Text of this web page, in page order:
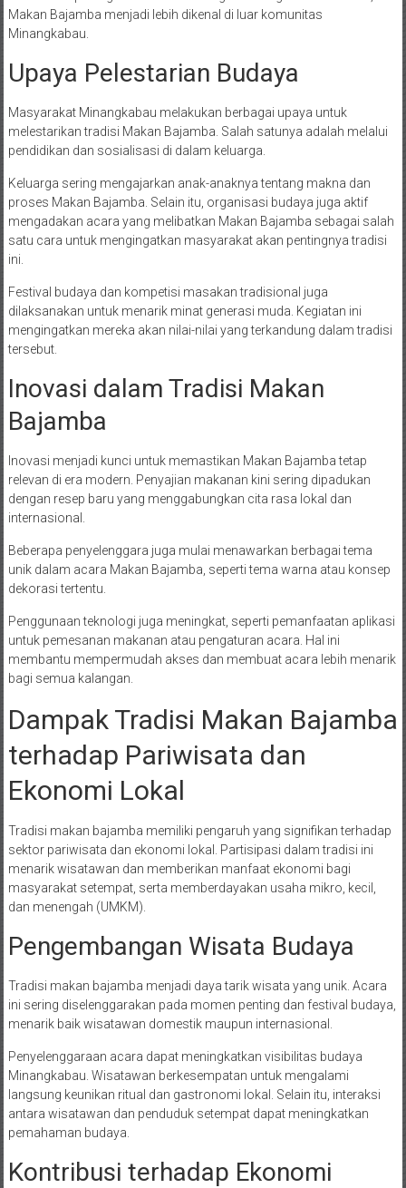
Makan Bajamba menjadi lebih dikenal di luar komunitas
Minangkabau.
Upaya Pelestarian Budaya
Masyarakat Minangkabau melakukan berbagai upaya untuk
melestarikan tradisi Makan Bajamba. Salah satunya adalah melalui
pendidikan dan sosialisasi di dalam keluarga.
Keluarga sering mengajarkan anak-anaknya tentang makna dan
proses Makan Bajamba. Selain itu, organisasi budaya juga aktif
mengadakan acara yang melibatkan Makan Bajamba sebagai salah
satu cara untuk mengingatkan masyarakat akan pentingnya tradisi
ini.
Festival budaya dan kompetisi masakan tradisional juga
dilaksanakan untuk menarik minat generasi muda. Kegiatan ini
mengingatkan mereka akan nilai-nilai yang terkandung dalam tradisi
tersebut.
Inovasi dalam Tradisi Makan
Bajamba
Inovasi menjadi kunci untuk memastikan Makan Bajamba tetap
relevan di era modern. Penyajian makanan kini sering dipadukan
dengan resep baru yang menggabungkan cita rasa lokal dan
internasional.
Beberapa penyelenggara juga mulai menawarkan berbagai tema
unik dalam acara Makan Bajamba, seperti tema warna atau konsep
dekorasi tertentu.
Penggunaan teknologi juga meningkat, seperti pemanfaatan aplikasi
untuk pemesanan makanan atau pengaturan acara. Hal ini
membantu mempermudah akses dan membuat acara lebih menarik
bagi semua kalangan.
Dampak Tradisi Makan Bajamba
terhadap Pariwisata dan
Ekonomi Lokal
Tradisi makan bajamba memiliki pengaruh yang signifikan terhadap
sektor pariwisata dan ekonomi lokal. Partisipasi dalam tradisi ini
menarik wisatawan dan memberikan manfaat ekonomi bagi
masyarakat setempat, serta memberdayakan usaha mikro, kecil,
dan menengah (UMKM).
Pengembangan Wisata Budaya
Tradisi makan bajamba menjadi daya tarik wisata yang unik. Acara
ini sering diselenggarakan pada momen penting dan festival budaya,
menarik baik wisatawan domestik maupun internasional.
Penyelenggaraan acara dapat meningkatkan visibilitas budaya
Minangkabau. Wisatawan berkesempatan untuk mengalami
langsung keunikan ritual dan gastronomi lokal. Selain itu, interaksi
antara wisatawan dan penduduk setempat dapat meningkatkan
pemahaman budaya.
Kontribusi terhadap Ekonomi